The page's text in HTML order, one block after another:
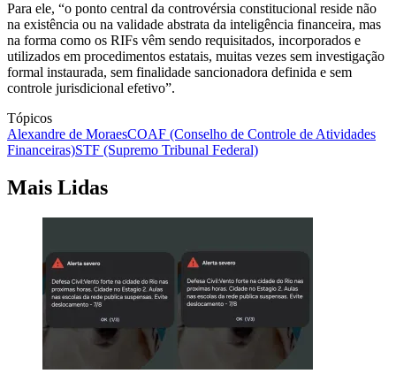
Para ele, “o ponto central da controvérsia constitucional reside não
na existência ou na validade abstrata da inteligência financeira, mas
na forma como os RIFs vêm sendo requisitados, incorporados e
utilizados em procedimentos estatais, muitas vezes sem investigação
formal instaurada, sem finalidade sancionadora definida e sem
controle jurisdicional efetivo”.
Tópicos
Alexandre de MoraesCOAF (Conselho de Controle de Atividades
Financeiras)STF (Supremo Tribunal Federal)
Mais Lidas